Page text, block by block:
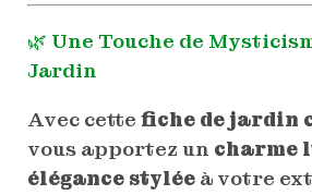
🌿 Une Touche de
Jardin
Avec cette fiche de jardin
vous apportez un charme
élégance styléeà votre